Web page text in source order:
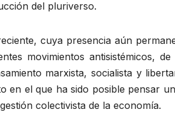
del pluriverso.
cuya presencia aún
movimientos antisistémicos,
marxista, socialista y
en el que ha sido posible pensar
colectivista de la economía.